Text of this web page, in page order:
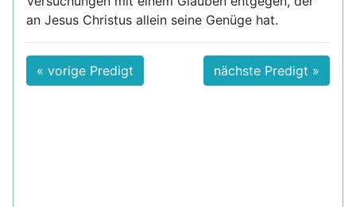
an Jesus Christus allein seine Genüge hat.
« vorige Predigt nächste Predigt »